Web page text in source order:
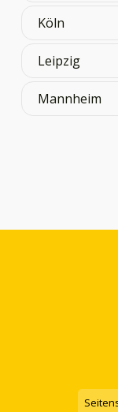
Köln
Leipzig
Mannheim